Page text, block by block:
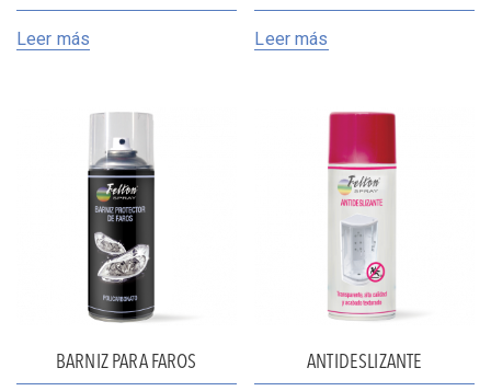
Leer más Leer más
BARNIZ PARA FAROS ANTIDESLIZANTE